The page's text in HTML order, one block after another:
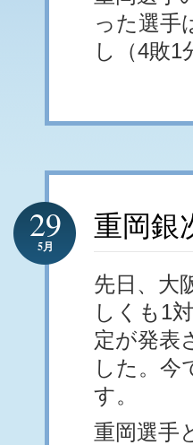
った選手
し（4敗
重岡銀
29
5月
先日、大
しくも1
定が発表
した。今
す。
重岡選手